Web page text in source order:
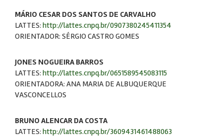
MÁRIO CESAR DOS SANTOS DE CARVALHO
LATTES: http://lattes.cnpq.br/0907380245411354
ORIENTADOR: SÉRGIO CASTRO GOMES
JONES NOGUEIRA BARROS
LATTES: http://lattes.cnpq.br/0651589545083115
ORIENTADORA: ANA MARIA DE ALBUQUERQUE
VASCONCELLOS
BRUNO ALENCAR DA COSTA
LATTES: http://lattes.cnpq.br/3609431461488063